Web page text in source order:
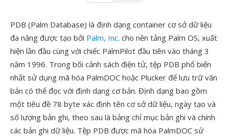
PDB (Palm Database) là định dạng container cơ sở dữ liệu
đa năng được tạo bởi Palm, Inc. cho nền tảng Palm OS, xuất
hiện lần đầu cùng với chiếc PalmPilot đầu tiên vào tháng 3
năm 1996. Trong bối cảnh sách điện tử, tệp PDB phổ biến
nhất sử dụng mã hóa PalmDOC hoặc Plucker để lưu trữ văn
bản có thể đọc với định dạng cơ bản. Định dạng bao gồm
một tiêu đề 78 byte xác định tên cơ sở dữ liệu, ngày tạo và
số lượng bản ghi, theo sau là bảng chỉ mục bản ghi và chính
các bản ghi dữ liệu. Tệp PDB được mã hóa PalmDOC sử